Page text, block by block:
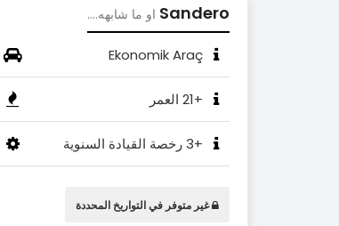
Sandero او ما شابهه....
Ekonomik Araç
+21 العمر
+3 رخصة القيادة السنوية
غير متوفر في التواريخ المحددة